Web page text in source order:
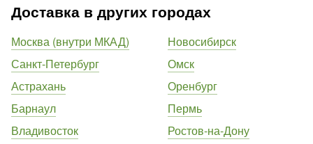
Доставка в других городах
Москва (внутри МКАД)
Санкт-Петербург
Астрахань
Барнаул
Владивосток
Новосибирск
Омск
Оренбург
Пермь
Ростов-на-Дону